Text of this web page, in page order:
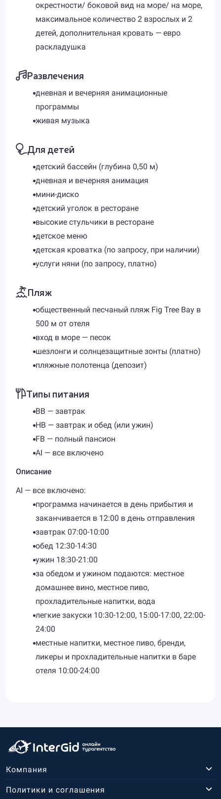
окрестности/ боковой вид на море/ на море,
максимальное количество 2 взрослых и 2
детей, дополнительная кровать — евро
раскладушка
Развлечения
дневная и вечерняя анимационные
программы
живая музыка
Для детей
детский бассейн (глубина 0,50 м)
дневная и вечерняя анимация
мини-диско
детский уголок в ресторане
высокие стульчики в ресторане
детское меню
детская кроватка (по запросу, при наличии)
услуги няни (по запросу, платно)
Пляж
общественный песчаный пляж Fig Tree Bay в
500 м от отеля
вход в море — песок
шезлонги и солнцезащитные зонты (платно)
пляжные полотенца (депозит)
Типы питания
BB — завтрак
HB — завтрак и обед (или ужин)
FB — полный пансион
AI — все включено
Описание
AI — все включено:
программа начинается в день прибытия и
заканчивается в 12:00 в день отправления
завтрак 07:00-10:00
обед 12:30-14:30
ужин 18:30-21:00
за обедом и ужином подаются: местное
домашнее вино, местное пиво,
прохладительные напитки, вода
легкие закуски 10:30-12:00, 15:00-17:00, 22:00-
24:00
местные напитки, местное пиво, бренди,
ликеры и прохладительные напитки в баре
отеля 10:00-24:00
Компания
Политики и соглашения